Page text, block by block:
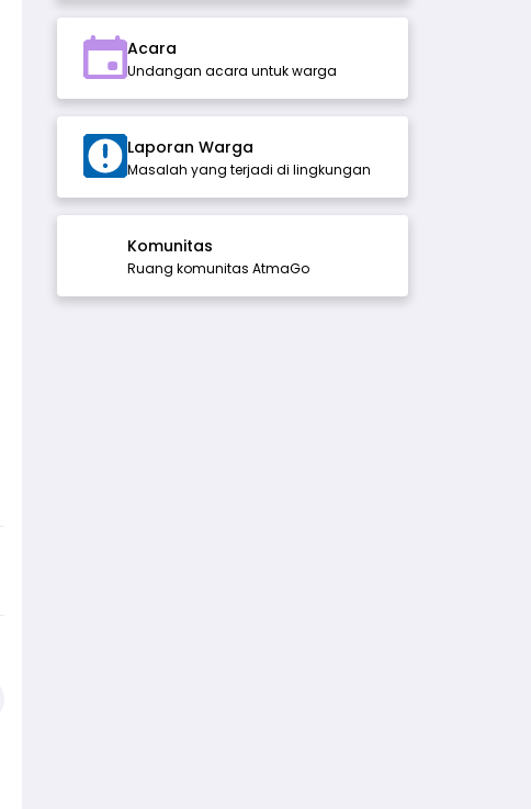
Acara
Undangan acara untuk warga
Laporan Warga
Masalah yang terjadi di lingkungan
Komunitas
Ruang komunitas AtmaGo